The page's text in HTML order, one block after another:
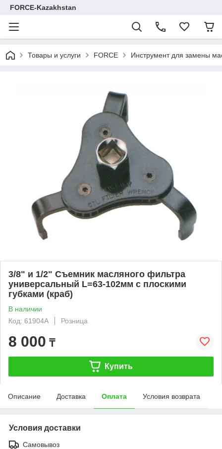
FORCE-Kazakhstan
Товары и услуги FORCE Инструмент для замены
3/8" и 1/2" Съемник масляного фильтра
универсальный L=63-102мм с плоскими
губками (краб)
В наличии
Код: 61904A
Розница
8 000 ₸
Купить
Описание Доставка Оплата Условия возврата
Условия доставки
Самовывоз